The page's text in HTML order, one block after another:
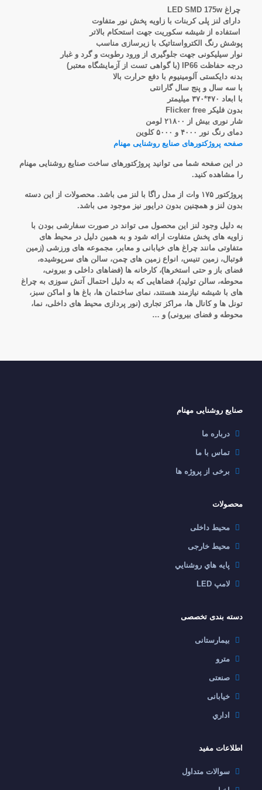
چراغ LED SMD 175w
دارای لنز پلی کربنات با زاویه پخش نور متفاوت
استفاده از شیشه سکوریت جهت استحکام بالاتر
پوشش رنگ الکترواستاتیک با زیرسازی مناسب
نوار سیلیکونی جهت جلوگیری از ورود رطوبت و گرد و غبار
درجه حفاظت IP66 (با گواهی تست از آزمایشگاه معتبر)
بدنه دایکستی آلومینیوم با دفع حرارت بالا
با سه سال و پنج سال گارانتی
با ابعاد ۴۷۰*۳۷۰ میلیمتر
بدون فلیکر Flicker free
شار نوری بیش از ۲۱۸۰۰ لومن
دمای رنگ نور ۴۰۰۰ و ۵۰۰۰ کلوین
صفحه پروژکتورهای صنایع روشنایی مهنام
در این صفحه شما می توانید پروژکتورهای ساخت صنایع روشنایی مهنام
را مشاهده کنید.
پروژکتور ۱۷۵ وات
از مدل راگا با لنز می باشد. محصولات از این دسته
بدون لنز و همچنین بدون درایور نیز موجود می باشد.
به دلیل وجود لنز این محصول می تواند در صورت سفارشی بودن با
زاویه های پخش متفاوت ارائه شود و به همین دلیل در محیط های
متفاوتی مانند چراغ های خیابانی و معابر، مجموعه های ورزشی (زمین
فوتبال، زمین تنیس، انواع زمین های چمن، سالن های سرپوشیده،
فضای باز و حتی استخرها)، کارخانه ها (فضاهای داخلی و بیرونی،
محوطه، سالن تولید)، فضاهایی که به دلیل احتمال آتش سوزی به چراغ
های با شیشه نیازمند هستند، نمای ساختمان ها، باغ ها و اماکن سبز،
تونل ها و کانال ها، مراکز تجاری (نور پردازی محیط های داخلی، نما،
محوطه و فضای بیرونی) و …
صنایع روشنایی مهنام
درباره ما
تماس با ما
برخی از پروژه ها
محصولات
محیط داخلی
محیط خارجی
پايه هاي روشنايي
لامپ LED
دسته بندی تخصصی
بیمارستانی
مترو
صنعتی
خیابانی
اداري
اطلاعات مفید
سوالات متداول